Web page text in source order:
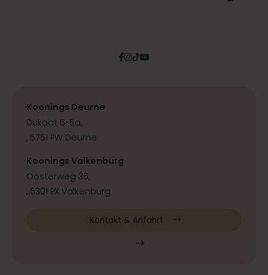
Facebook
Instagram
TiktokPinterest
YouTube
Koonings Deurne
Dukaat 5-5a,
, 5751 PW Deurne
Koonings Valkenburg
Oosterweg 36,
, 6301 PX Valkenburg
Kontakt & Anfahrt